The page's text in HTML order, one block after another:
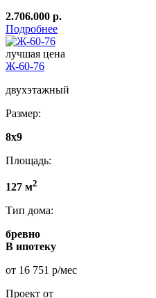
2.706.000 р.
Подробнее
лучшая цена
Ж-60-76
двухэтажный
Размер:
8x9
Площадь:
127 м2
Тип дома:
бревно
В ипотеку
от 16 751 р/мес
Проект от